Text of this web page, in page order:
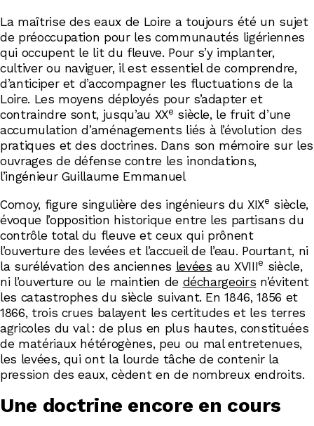
La maîtrise des eaux de Loire a toujours été un sujet
de préoccupation pour les communautés ligériennes
qui occupent le lit du fleuve. Pour s’y implanter,
cultiver ou naviguer, il est essentiel de comprendre,
d’anticiper et d’accompagner les fluctuations de la
Loire. Les moyens déployés pour s’adapter et
contraindre sont, jusqu’au XXe siècle, le fruit d’une
accumulation d’aménagements liés à l’évolution des
pratiques et des doctrines. Dans son mémoire sur les
ouvrages de défense contre les inondations,
l’ingénieur Guillaume Emmanuel
Comoy, figure singulière des ingénieurs du XIXe siècle,
évoque l’opposition historique entre les partisans du
contrôle total du fleuve et ceux qui prônent
l’ouverture des levées et l’accueil de l’eau. Pourtant, ni
la surélévation des anciennes levées au XVIIIe siècle,
ni l’ouverture ou le maintien de déchargeoirs n’évitent
les catastrophes du siècle suivant. En 1846, 1856 et
1866, trois crues balayent les certitudes et les terres
agricoles du val : de plus en plus hautes, constituées
de matériaux hétérogènes, peu ou mal entretenues,
les levées, qui ont la lourde tâche de contenir la
pression des eaux, cèdent en de nombreux endroits.
Une doctrine encore en cours